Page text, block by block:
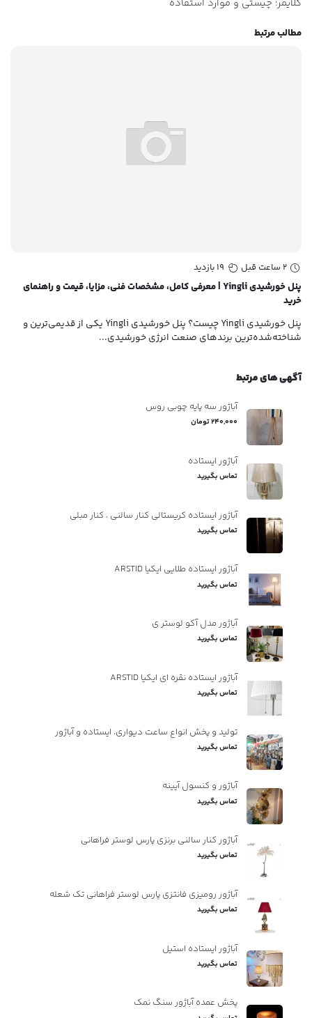
کلایمر؛ چیستی و موارد استفاده
مطالب مرتبط
پنل خورشیدی Yingli | معرفی کامل، مشخصات فنی، مزایا، قیمت و راهنمای
خرید
پنل خورشیدی Yingli چیست؟ پنل خورشیدی Yingli یکی از قدیمی‌ترین و
شناخته‌شده‌ترین برندهای صنعت انرژی خورشیدی...
آگهی های مرتبط
آباژور سه پایه چوبی روس
240,000 تومان
آباژور ایستاده
تماس بگیرید
آباژور ایستاده کریستالی کنار سالنی ، کنار مبلی
تماس بگیرید
آباژور ایستاده طلایی ایکیا ARSTID
تماس بگیرید
آباژور مدل آکو لوستر ی
تماس بگیرید
آباژور ایستاده نقره ای ایکیا ARSTID
تماس بگیرید
تولید و پخش انواع ساعت دیواری، ایستاده و آباژور
تماس بگیرید
آباژور و کنسول آیینه
تماس بگیرید
آباژور کنار سالنی برنزی پارس لوستر فراهانی
تماس بگیرید
آباژور رومیزی فانتزی پارس لوستر فراهانی تک شعله
تماس بگیرید
آباژور ایستاده استیل
تماس بگیرید
پخش عمده آباژور سنگ نمک